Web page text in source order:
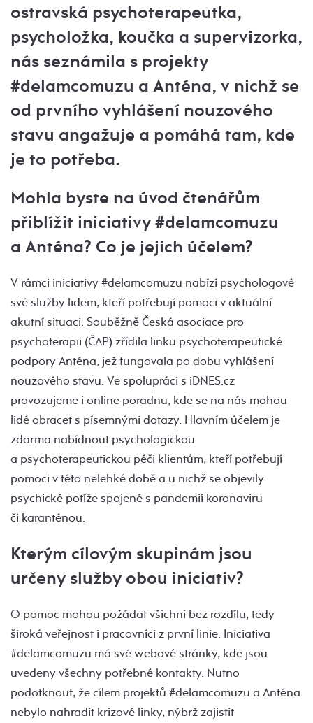
ostravská psychoterapeutka,
psycholožka, koučka a supervizorka,
nás seznámila s projekty
#delamcomuzu a Anténa, v nichž se
od prvního vyhlášení nouzového
stavu angažuje a pomáhá tam, kde
je to potřeba.
Mohla byste na úvod čtenářům
přiblížit iniciativy #delamcomuzu
a Anténa? Co je jejich účelem?
V rámci iniciativy #delamcomuzu nabízí psychologové
své služby lidem, kteří potřebují pomoci v aktuální
akutní situaci. Souběžně Česká asociace pro
psychoterapii (ČAP) zřídila linku psychoterapeutické
podpory Anténa, jež fungovala po dobu vyhlášení
nouzového stavu. Ve spolupráci s iDNES.cz
provozujeme i online poradnu, kde se na nás mohou
lidé obracet s písemnými dotazy. Hlavním účelem je
zdarma nabídnout psychologickou
a psychoterapeutickou péči klientům, kteří potřebují
pomoci v této nelehké době a u nichž se objevily
psychické potíže spojené s pandemií koronaviru
či karanténou.
Kterým cílovým skupinám jsou
určeny služby obou iniciativ?
O pomoc mohou požádat všichni bez rozdílu, tedy
široká veřejnost i pracovníci z první linie. Iniciativa
#delamcomuzu má své webové stránky, kde jsou
uvedeny všechny potřebné kontakty. Nutno
podotknout, že cílem projektů #delamcomuzu a Anténa
nebylo nahradit krizové linky, nýbrž zajistit